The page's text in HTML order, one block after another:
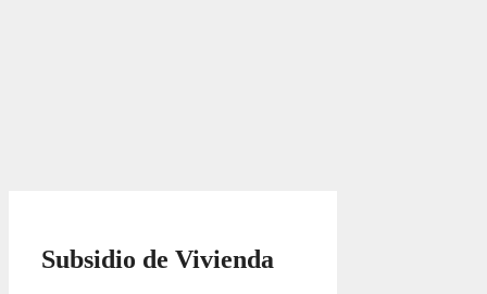
Subsidio de Vivienda